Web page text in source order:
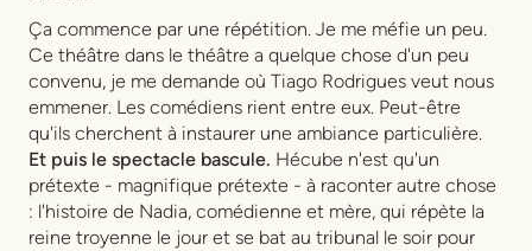
Ça commence par une répétition. Je me méfie un peu.
Ce théâtre dans le théâtre a quelque chose d'un peu
convenu, je me demande où Tiago Rodrigues veut nous
emmener. Les comédiens rient entre eux. Peut-être
qu'ils cherchent à instaurer une ambiance particulière.
Et puis le spectacle bascule. Hécube n'est qu'un
prétexte - magnifique prétexte - à raconter autre chose
: l'histoire de Nadia, comédienne et mère, qui répète la
reine troyenne le jour et se bat au tribunal le soir pour